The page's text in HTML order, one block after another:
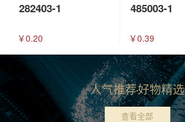
282403-1
￥0.20
485003-1
￥0.39
人气推荐好物精选
查看全部